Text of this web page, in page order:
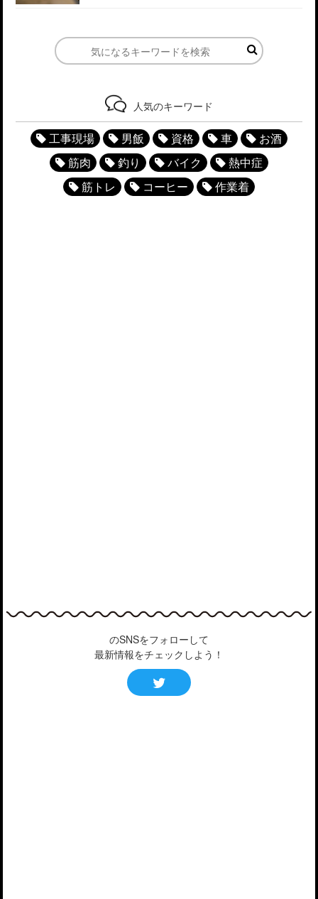
人気のキーワード
工事現場 男飯 資格 車
お酒
筋肉
釣り バイク
熱中症
筋トレ
コーヒー 作業着
のSNSをフォローして
最新情報をチェックしよう！